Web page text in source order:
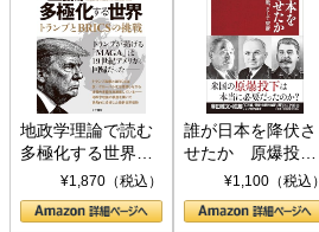
地政学理論で読む
多極化する世界：
トランプとBRICS
の挑戦
¥1,870（税込）
誰が日本を降伏さ
せたか 原爆投
下、ソ連参戦、そ
して聖断 (PHP新
書)
¥1,100（税込）